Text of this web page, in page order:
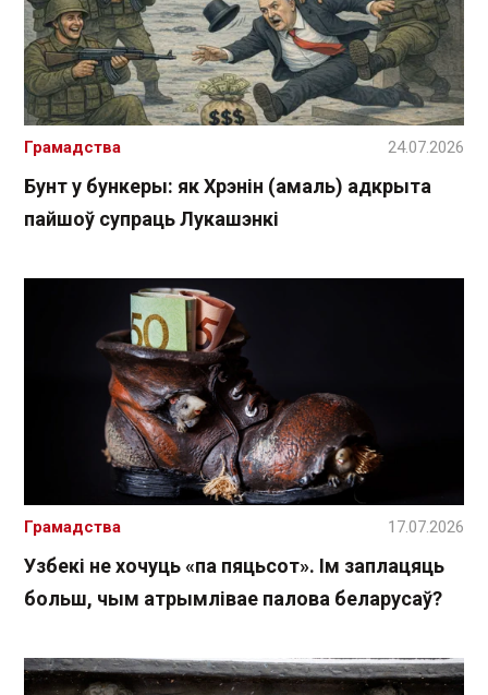
Бунт у бункеры: як Хрэнін (амаль) адкрыта
пайшоў супраць Лукашэнкі
Грамадства 24.07.2026
Узбекі не хочуць «па пяцьсот». Ім заплацяць
больш, чым атрымлівае палова беларусаў?
Грамадства 17.07.2026